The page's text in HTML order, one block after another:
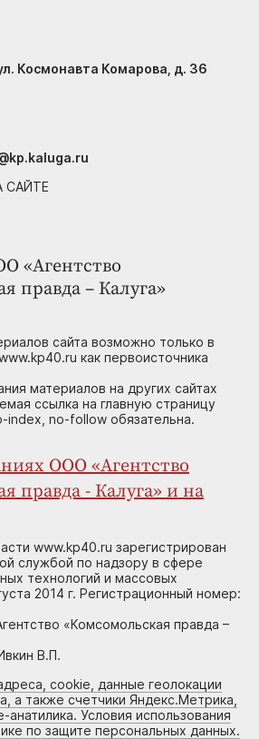
«Агентство
правда – Калуга»
сайта возможно только в
как первоисточника
материалов на других сайтах
ссылка на главную страницу
index, no-follow обязательна.
ООО «Агентство
правда - Калуга» и на
www.kp40.ru зарегистрирован
службой по надзору в сфере
технологий и массовых
2014 г. Регистрационный номер:
«Комсомольская правда –
В.П.
cookie, данные геолокации
а также счетчики Яндекс.Метрика,
Условия использования
по защите персональных данных.
Космонавта Комарова, д. 36
САЙТЕ